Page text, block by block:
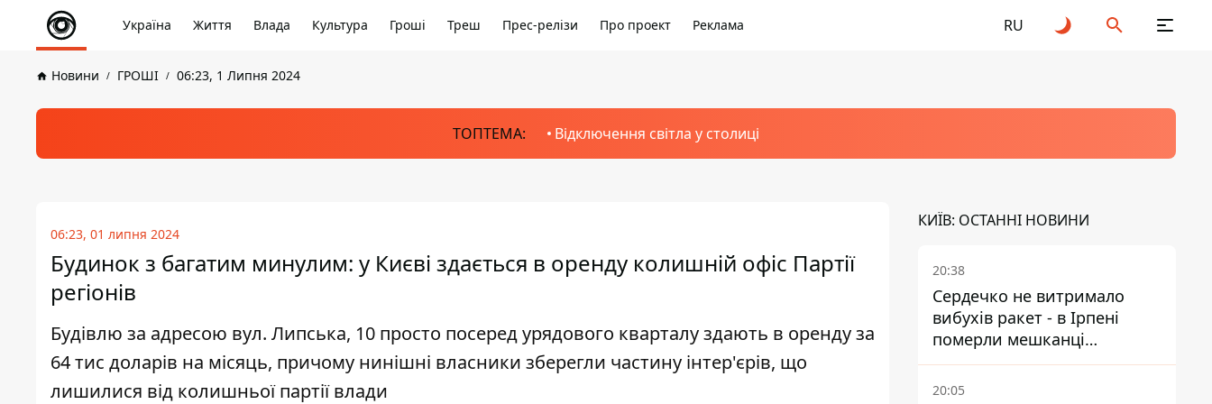
Україна Життя Влада Культура Гроші Треш Прес-релізи Про проект Реклама RU
Новини ГРОШІ 06:23, 1 Липня 2024
ТОПТЕМА: Відключення світла у столиці
06:23, 01 липня 2024
Будинок з багатим минулим: у Києві здається в оренду колишній офіс Партії
регіонів
Будівлю за адресою вул. Липська, 10 просто посеред урядового кварталу здають в оренду за
64 тис доларів на місяць, причому нинішні власники зберегли частину інтер'єрів, що
лишилися від колишньої партії влади
КИЇВ: ОСТАННІ НОВИНИ
20:38
Сердечко не витримало
вибухів ракет - в Ірпені
померли мешканці
притулку для собак з
інвалідністю
20:05